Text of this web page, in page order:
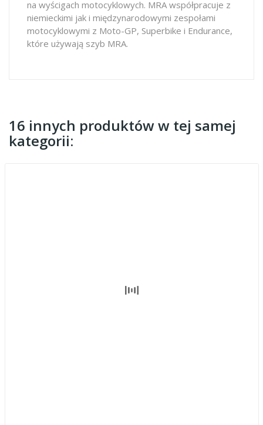
na wyścigach motocyklowych. MRA współpracuje z
niemieckimi jak i międzynarodowymi zespołami
motocyklowymi z Moto-GP, Superbike i Endurance,
które używają szyb MRA.
16 innych produktów w tej samej
kategorii: